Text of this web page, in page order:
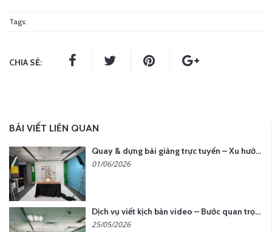
Tags:
CHIA SẺ:
BÀI VIẾT LIÊN QUAN
Quay & dựng bài giảng trực tuyến – Xu hướng đào tạo thời đại số
01/06/2026
Dịch vụ viết kịch bản video – Bước quan trọng quyết định thành công nội dung
25/05/2026